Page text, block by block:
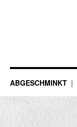
ABGESCHMINKT